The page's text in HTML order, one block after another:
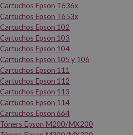
Cartuchos Epson T636x
Cartuchos Epson T653x
Cartuchos Epson 102
Cartuchos Epson 103
Cartuchos Epson 104
Cartuchos Epson 105 y 106
Cartuchos Epson 111
Cartuchos Epson 112
Cartuchos Epson 113
Cartuchos Epson 114
Cartuchos Epson 664
Tóners Epson M200/MX200